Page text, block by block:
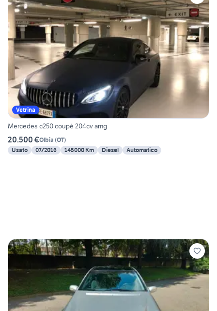
Vetrina
Mercedes c250 coupé 204cv amg
20.500 €Olbia (OT)
Usato
07/2016 145000 Km Diesel Automatico